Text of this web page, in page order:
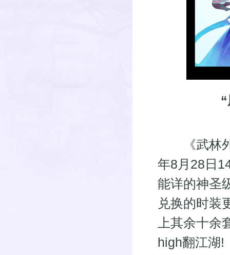
《武林外
年8月28日
能详的神圣
兑换的时装
上其余十
high翻江湖!